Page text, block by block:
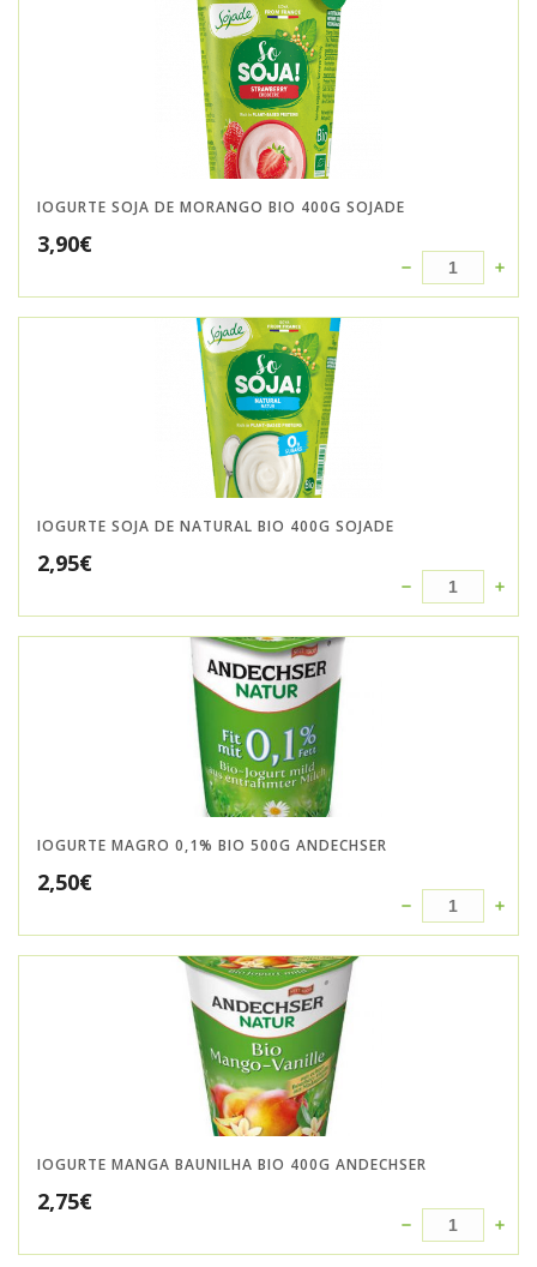
IOGURTE SOJA DE MORANGO BIO 400G SOJADE
3,90€
IOGURTE SOJA DE NATURAL BIO 400G SOJADE
2,95€
IOGURTE MAGRO 0,1% BIO 500G ANDECHSER
2,50€
IOGURTE MANGA BAUNILHA BIO 400G ANDECHSER
2,75€